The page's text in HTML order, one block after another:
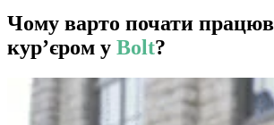
Чому варто почати
кур’єром у Bolt?